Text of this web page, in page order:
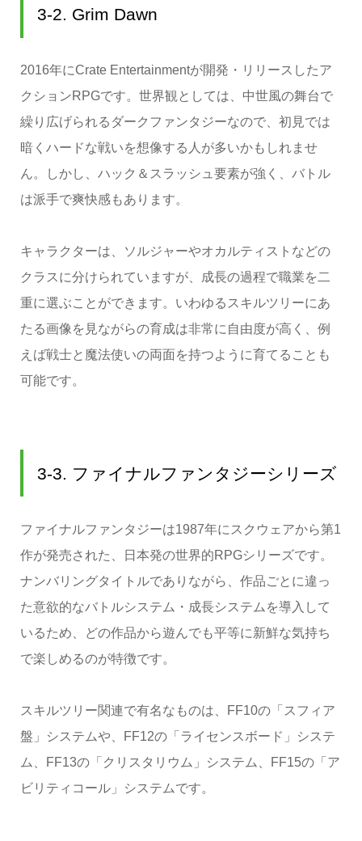
3-2. Grim Dawn
2016年にCrate Entertainmentが開発・リリースしたア
クションRPGです。世界観としては、中世風の舞台で
繰り広げられるダークファンタジーなので、初見では
暗くハードな戦いを想像する人が多いかもしれませ
ん。しかし、ハック＆スラッシュ要素が強く、バトル
は派手で爽快感もあります。
キャラクターは、ソルジャーやオカルティストなどの
クラスに分けられていますが、成長の過程で職業を二
重に選ぶことができます。いわゆるスキルツリーにあ
たる画像を見ながらの育成は非常に自由度が高く、例
えば戦士と魔法使いの両面を持つように育てることも
可能です。
3-3. ファイナルファンタジーシリーズ
ファイナルファンタジーは1987年にスクウェアから第1
作が発売された、日本発の世界的RPGシリーズです。
ナンバリングタイトルでありながら、作品ごとに違っ
た意欲的なバトルシステム・成長システムを導入して
いるため、どの作品から遊んでも平等に新鮮な気持ち
で楽しめるのが特徴です。
スキルツリー関連で有名なものは、FF10の「スフィア
盤」システムや、FF12の「ライセンスボード」システ
ム、FF13の「クリスタリウム」システム、FF15の「ア
ビリティコール」システムです。